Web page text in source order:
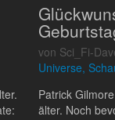
von Sci_Fi-
Universe,
Patrick
älter. Noch